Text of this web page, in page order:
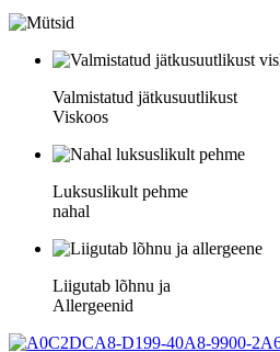
Valmistatud jätkusuutlikust
Viskoos
Luksuslikult pehme
nahal
Liigutab lõhnu ja
Allergeenid